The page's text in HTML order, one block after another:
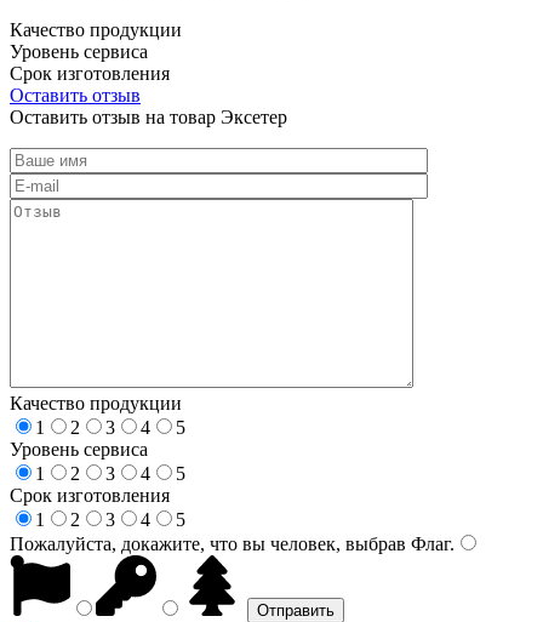
Качество продукции
Уровень сервиса
Срок изготовления
Оставить отзыв
Оставить отзыв на товар Эксетер
Качество продукции
1
2 3 4
5
Уровень сервиса
1
2 3 4
5
Срок изготовления
1
2 3 4
5
Пожалуйста, докажите, что вы человек, выбрав Флаг.